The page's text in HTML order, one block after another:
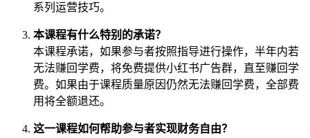
系列运营技巧。
本课程有什么特别的承诺？
本课程承诺，如果参与者按照指导进行操作，半年内若
无法赚回学费，将免费提供小红书广告群，直至赚回学
费。如果由于课程质量原因仍然无法赚回学费，全部费
用将全额退还。
这一课程如何帮助参与者实现财务自由？